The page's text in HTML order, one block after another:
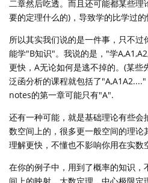
二章然后吃透。而且还可能都某些
要的定理什么的)，导致学的比学过的
所以其实我们说的是一件事，只不
能学"B知识"。我说的是，"学
更快，A无论如何是逃不掉的。(某些
泛函分析的课程就包括了
notes的第一章可能只有"A".
还有一种可能，就是基础理论有些
数空间上的，很多更一般空间的理
理解更快，不懂也不影响你用在实数
在你的例子中，用到了概率的知识